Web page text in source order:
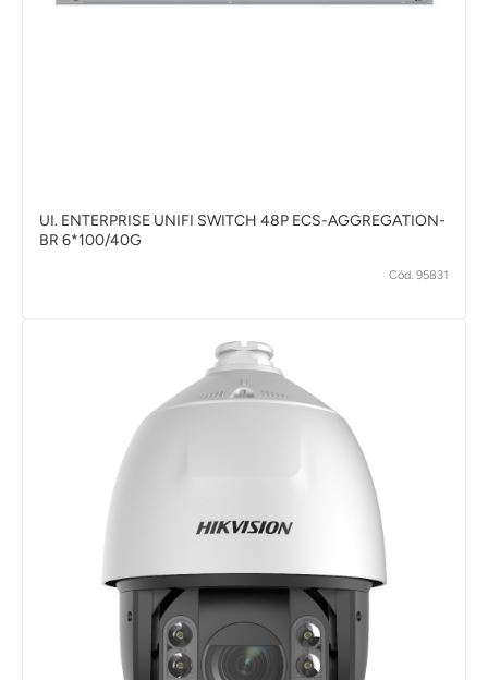
UI. ENTERPRISE UNIFI SWITCH 48P ECS-AGGREGATION-
BR 6*100/40G
Cód. 95831